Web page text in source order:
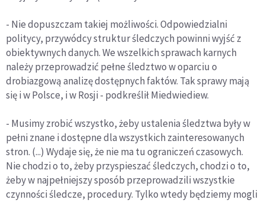
- Nie dopuszczam takiej możliwości. Odpowiedzialni
politycy, przywódcy struktur śledczych powinni wyjść z
obiektywnych danych. We wszelkich sprawach karnych
należy przeprowadzić pełne śledztwo w oparciu o
drobiazgową analizę dostępnych faktów. Tak sprawy mają
się i w Polsce, i w Rosji - podkreślił Miedwiediew.
- Musimy zrobić wszystko, żeby ustalenia śledztwa były w
pełni znane i dostępne dla wszystkich zainteresowanych
stron. (...) Wydaje się, że nie ma tu ograniczeń czasowych.
Nie chodzi o to, żeby przyspieszać śledczych, chodzi o to,
żeby w najpełniejszy sposób przeprowadzili wszystkie
czynności śledcze, procedury. Tylko wtedy będziemy mogli